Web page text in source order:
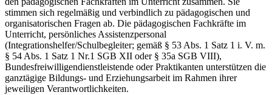
stimmen sich regelmäßig und verbindlich zu pädagogischen und
organisatorischen Fragen ab. Die pädagogischen Fachkräfte im
Unterricht, persönliches Assistenzpersonal
(Integrationshelfer/Schulbegleiter; gemäß § 53 Abs. 1 Satz 1 i. V. m.
§ 54 Abs. 1 Satz 1 Nr.1 SGB XII oder § 35a SGB VIII),
Bundesfreiwilligendienstleistende oder Praktikanten unterstützen die
ganztägige Bildungs- und Erziehungsarbeit im Rahmen ihrer
jeweiligen Verantwortlichkeiten.